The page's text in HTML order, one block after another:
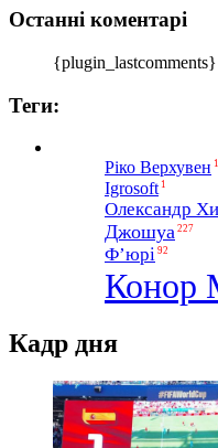
Останні коментарі
{plugin_lastcomments}
Теги:
Ріко Верхувен 1
Igrosoft 1
Олександр
Джошуа 227
Ф’юрі 92
Конор
Кадр дня